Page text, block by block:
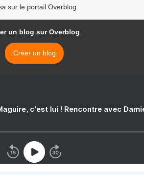
sur le portail Overblog
un blog sur Overblog
Créer un blog
c'est lui ! Rencontre avec